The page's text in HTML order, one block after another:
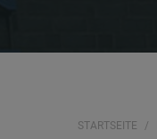
STARTSEITE